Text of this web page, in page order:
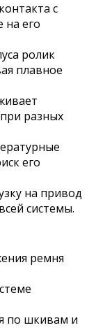
с
на его
ролик
плавное
разных
его
на привод
системы.
ремня
по шкивам и